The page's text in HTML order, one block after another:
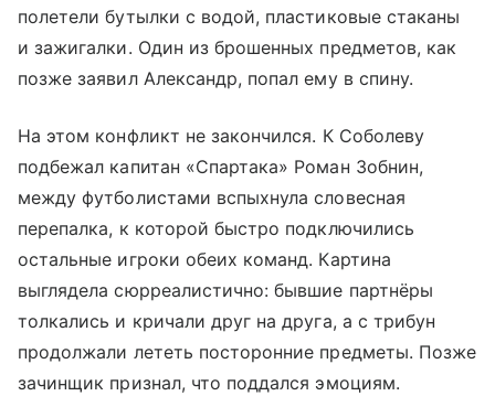
полетели бутылки с водой, пластиковые стаканы
и зажигалки. Один из брошенных предметов, как
позже заявил Александр, попал ему в спину.
На этом конфликт не закончился. К Соболеву
подбежал капитан «Спартака» Роман Зобнин,
между футболистами вспыхнула словесная
перепалка, к которой быстро подключились
остальные игроки обеих команд. Картина
выглядела сюрреалистично: бывшие партнёры
толкались и кричали друг на друга, а с трибун
продолжали лететь посторонние предметы. Позже
зачинщик признал, что поддался эмоциям.